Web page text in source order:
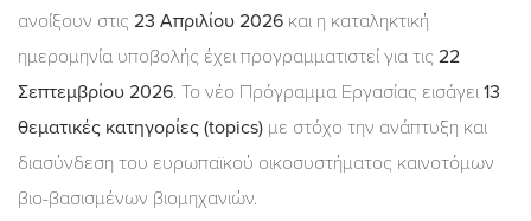
ανοίξουν στις 23 Απριλίου 2026 και η καταληκτική
ημερομηνία υποβολής έχει προγραμματιστεί για τις 22
Σεπτεμβρίου 2026. Το νέο Πρόγραμμα Εργασίας εισάγει 13
θεματικές κατηγορίες (topics) με στόχο την ανάπτυξη και
διασύνδεση του ευρωπαϊκού οικοσυστήματος καινοτόμων
βιο-βασισμένων βιομηχανιών.